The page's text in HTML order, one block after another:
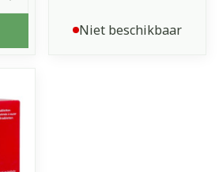
Niet beschikbaar